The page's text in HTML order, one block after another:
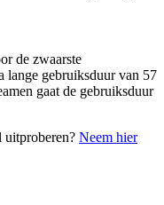
de zwaarste
lange gebruiksduur van 57
gaat de gebruiksduur
uitproberen? Neem hier